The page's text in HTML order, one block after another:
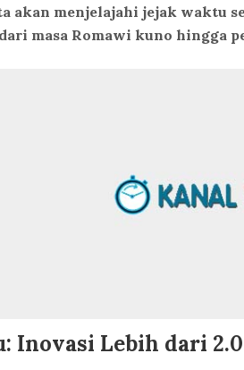
akan menjelajahi jejak waktu
masa Romawi kuno hingga
Inovasi Lebih dari